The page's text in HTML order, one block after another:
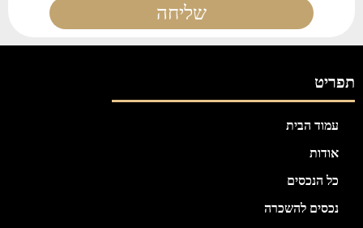
שליחה
תפריט
עמוד הבית
אודות
כל הנכסים
נכסים להשכרה